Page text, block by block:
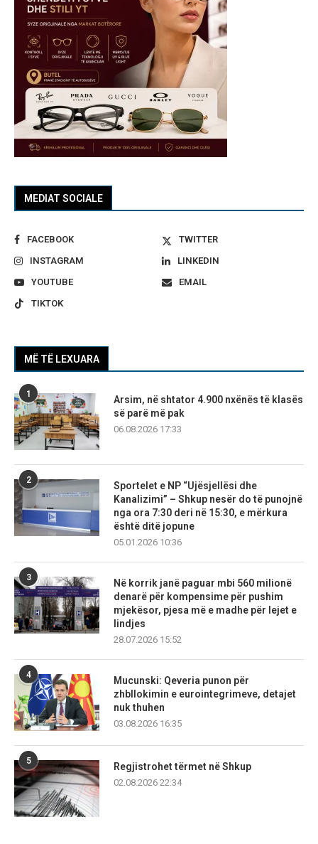
MEDIAT SOCIALE
FACEBOOK
TWITTER
INSTAGRAM
LINKEDIN
YOUTUBE
EMAIL
TIKTOK
MË TË LEXUARA
1
Arsim, në shtator 4.900 nxënës të klasës
së parë më pak
06.08.2026 17:33
2
Sportelet e NP “Ujësjellësi dhe
Kanalizimi” – Shkup nesër do të punojnë
nga ora 7:30 deri në 15:30, e mërkura
është ditë jopune
05.01.2026 10:36
3
Në korrik janë paguar mbi 560 milionë
denarë për kompensime për pushim
mjekësor, pjesa më e madhe për lejet e
lindjes
28.07.2026 15:52
4
Mucunski: Qeveria punon për
zhbllokimin e eurointegrimeve, detajet
nuk thuhen
03.08.2026 16:35
5
Regjistrohet tërmet në Shkup
02.08.2026 22:34